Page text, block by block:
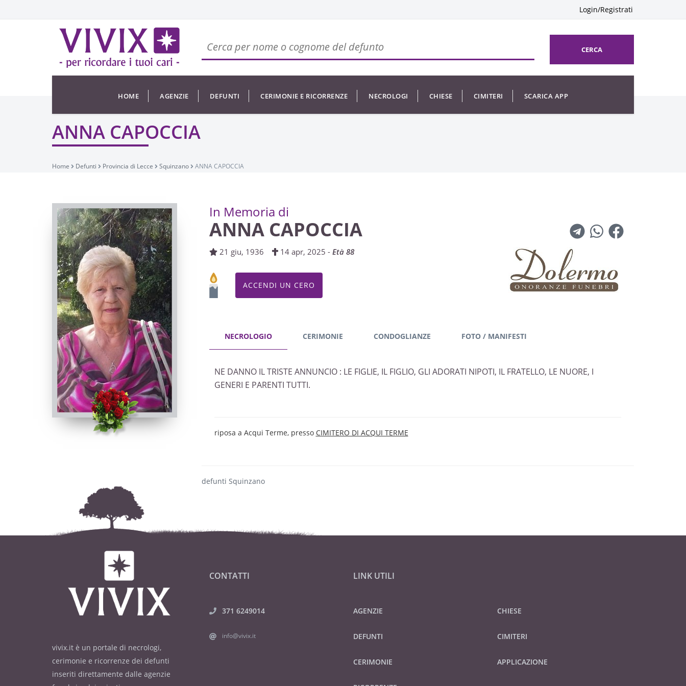
Login/Registrati
CERCA
HOME AGENZIE DEFUNTI CERIMONIE E RICORRENZE NECROLOGI CHIESE CIMITERI SCARICA APP
ANNA CAPOCCIA
Home Defunti Provincia di Lecce Squinzano ANNA CAPOCCIA
In Memoria di
ANNA CAPOCCIA
21 giu, 1936 14 apr, 2025 - Età 88
ACCENDI UN CERO
NECROLOGIO CERIMONIE CONDOGLIANZE FOTO / MANIFESTI
NE DANNO IL TRISTE ANNUNCIO : LE FIGLIE, IL FIGLIO, GLI ADORATI NIPOTI, IL FRATELLO, LE NUORE, I
GENERI E PARENTI TUTTI.
riposa a Acqui Terme, presso CIMITERO DI ACQUI TERME
defunti Squinzano
vivix.it è un portale di necrologi,
cerimonie e ricorrenze dei defunti
inseriti direttamente dalle agenzie
CONTATTI
371 6249014
info@vivix.it
LINK UTILI
AGENZIE
DEFUNTI
CERIMONIE
CHIESE
CIMITERI
APPLICAZIONE